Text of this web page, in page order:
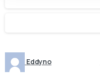
Eddyno